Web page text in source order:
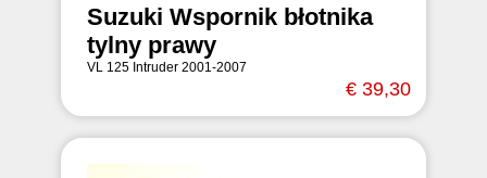
Suzuki Wspornik błotnika
tylny prawy
VL 125 Intruder 2001-2007
€ 39,30